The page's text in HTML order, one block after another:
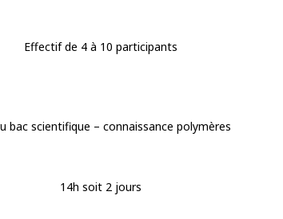
Effectif de 4 à 10 participants
bac scientifique – connaissance polymères
14h soit 2 jours